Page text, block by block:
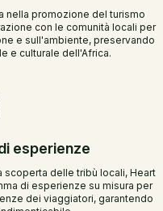
nella promozione del turismo
con le comunità locali per
e sull'ambiente, preservando
e culturale dell'Africa.
esperienze
scoperta delle tribù locali, Heart
di esperienze su misura per
dei viaggiatori, garantendo